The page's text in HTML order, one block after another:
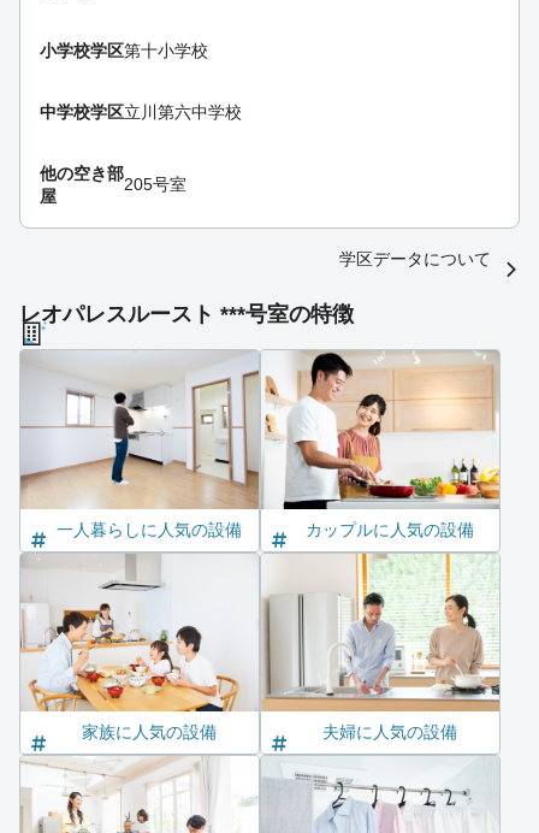
小学校学区第十小学校
中学校学区立川第六中学校
他の空き部
屋
205号室
学区データについて
レオパレスルースト ***号室の特徴
一人暮らしに人気の設備 カップルに人気の設備
家族に人気の設備 夫婦に人気の設備